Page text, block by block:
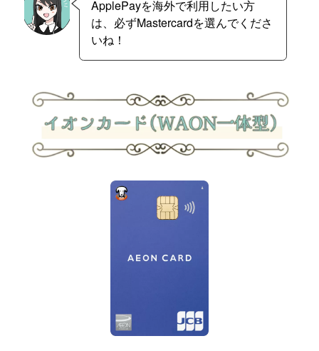
ApplePayを海外で利用したい方
は、必ずMastercardを選んでくださ
いね！